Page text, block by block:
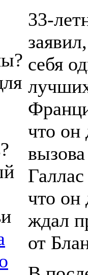
33-
себя
что он
что он
ждал
от